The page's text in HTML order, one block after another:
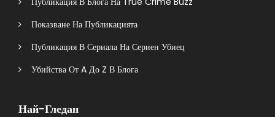
Показване На Публикацията
Публикация В Сериала На Сериен Убиец
Убийства От A До Z В Блога
Най-Гледан